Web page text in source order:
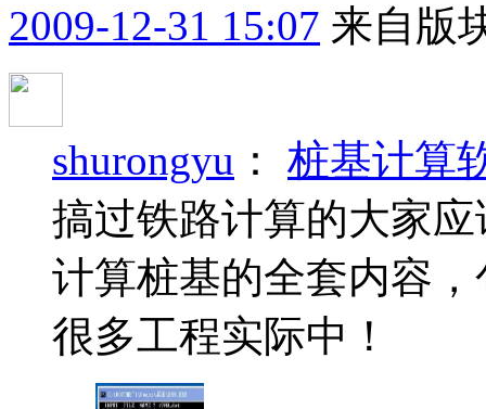
2009-12-31 15:07 来自版
shurongyu ： 桩基计算
搞过铁路计算的大家
计算桩基的全套内容
很多工程实际中！